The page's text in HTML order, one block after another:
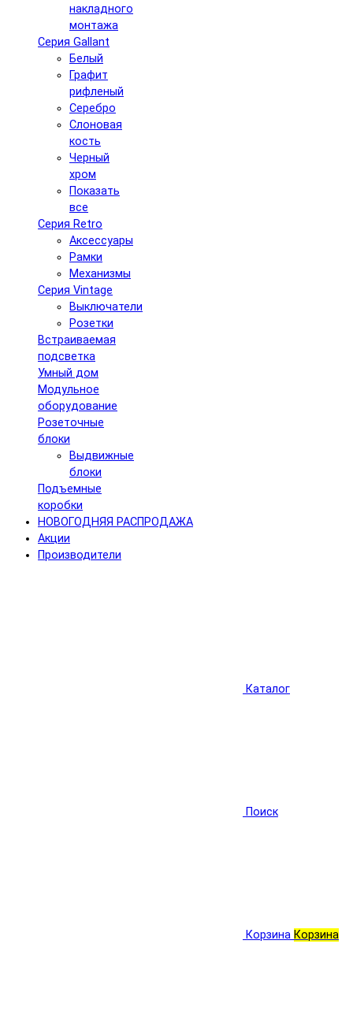
накладного
монтажа
Серия Gallant
Белый
Графит
рифленый
Серебро
Слоновая
кость
Черный
хром
Показать
все
Серия Retro
Аксессуары
Рамки
Механизмы
Серия Vintage
Выключатели
Розетки
Встраиваемая
подсветка
Умный дом
Модульное
оборудование
Розеточные
блоки
Выдвижные
блоки
Подъемные
коробки
НОВОГОДНЯЯ РАСПРОДАЖА
Акции
Производители
Каталог
Поиск
Корзина Корзина